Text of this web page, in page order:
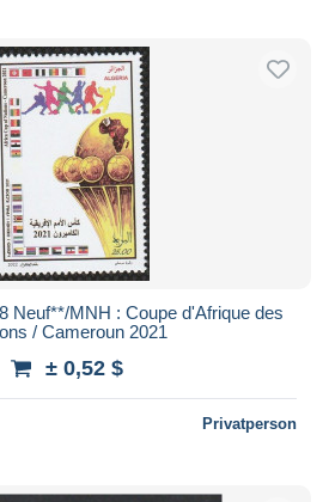
Neuf**/MNH : Coupe d'Afrique des
/ Cameroun 2021
± 0,52 $
Privatperson